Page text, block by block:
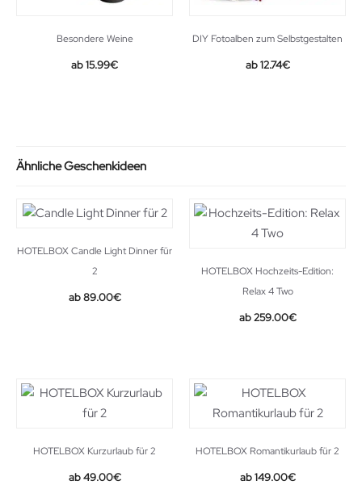
Besondere Weine
15.99€
DIY Fotoalben zum Selbstgestalten
Original
12.74€Current
Ähnliche Geschenkideen
HOTELBOX Candle Light Dinner für
2
89.00€
HOTELBOX Hochzeits-Edition:
Relax 4 Two
259.00€
HOTELBOX Kurzurlaub für 2
49.00€
HOTELBOX Romantikurlaub für 2
149.00€